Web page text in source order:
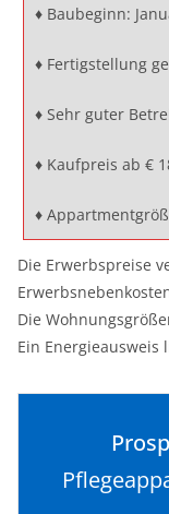
♦ Baubeginn:
♦ Fertigstellung
♦ Sehr guter
♦ Kaufpreis ab €
♦
Die Erwerbspreise
Die
Ein